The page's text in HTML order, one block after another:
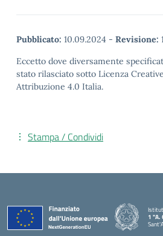
Pubblicato: 10.09.2024 - Revisione:
Eccetto dove diversamente
stato rilasciato sotto Licenza
Attribuzione 4.0 Italia.
Stampa / Condividi
1 "A.
—